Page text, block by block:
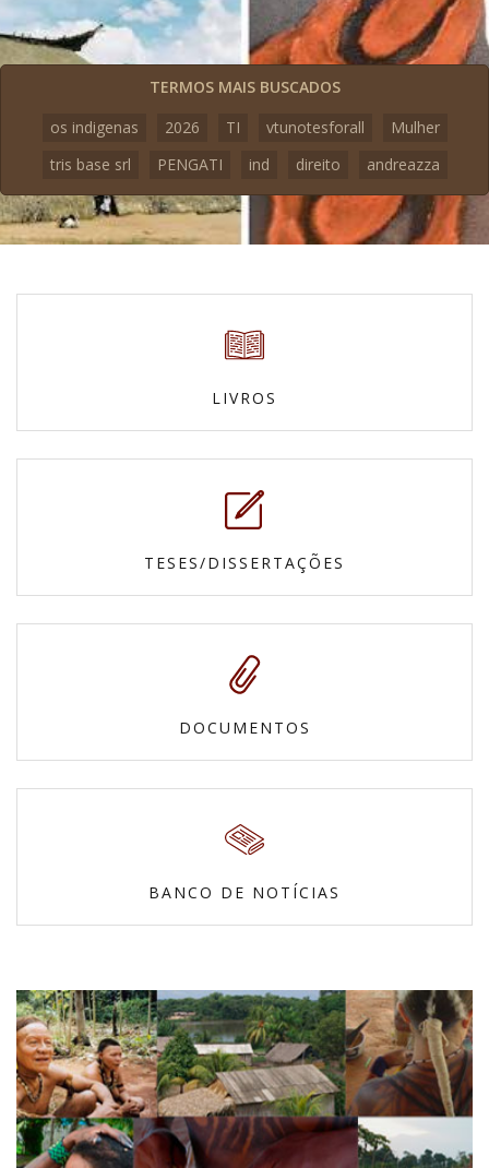
TERMOS MAIS BUSCADOS
os indigenas
2026 TI vtunotesforall
Mulher
tris base srl
PENGATI ind direito andreazza
LIVROS
TESES/DISSERTAÇÕES
DOCUMENTOS
BANCO DE NOTÍCIAS